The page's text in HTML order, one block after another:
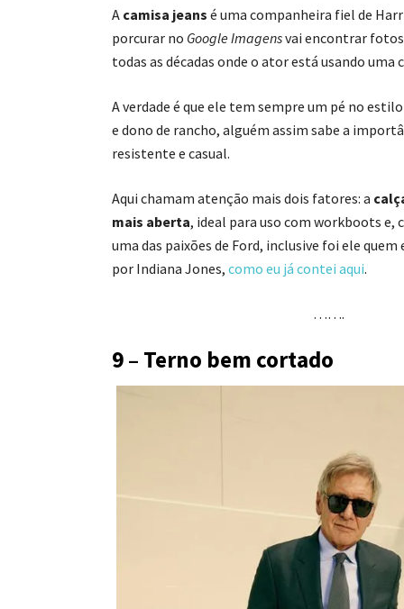
A camisa jeans é uma companheira fiel de
porcurar no Google Imagensvai encontrar
todas as décadas onde o ator está usando uma
A verdade é que ele tem sempre um pé no
e dono de rancho, alguém assim sabe a
resistente e casual.
Aqui chamam atenção mais dois fatores: a
mais aberta, ideal para uso com workboots e,
uma das paixões de Ford, inclusive foi ele quem
por Indiana Jones, como eu já contei aqui.
…….
9 – Terno bem cortado